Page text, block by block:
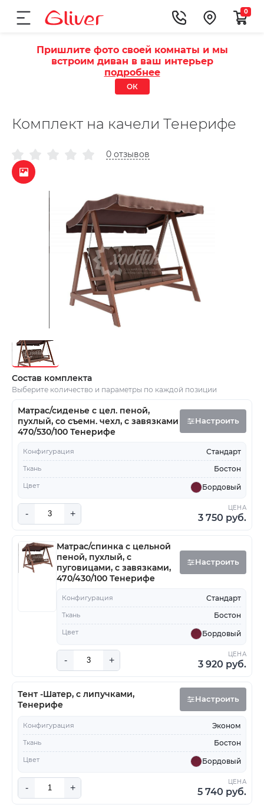
0
Пришлите фото своей комнаты и мы
встроим диван в ваш интерьер
подробнее
ОК
Комплект на качели Тенерифе
0 отзывов
Состав комплекта
Выберите количество и параметры по каждой позиции
Матрас/сиденье с цел. пеной,
пухлый, со съемн. чехл, с завязками
470/530/100 Тенерифе
Настроить
Конфигурация Стандарт
Ткань Бостон
Цвет Бордовый
- +
ЦЕНА
3 750 руб.
Матрас/спинка с цельной
пеной, пухлый, с
пуговицами, с завязками,
470/430/100 Тенерифе
Настроить
Конфигурация Стандарт
Ткань Бостон
Цвет Бордовый
- +
ЦЕНА
3 920 руб.
Тент -Шатер, с липучками,
Тенерифе
Настроить
Конфигурация Эконом
Ткань Бостон
Цвет Бордовый
- +
ЦЕНА
5 740 руб.